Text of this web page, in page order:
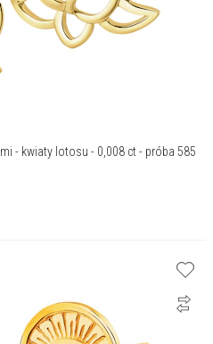
- kwiaty lotosu - 0,008 ct - próba 585